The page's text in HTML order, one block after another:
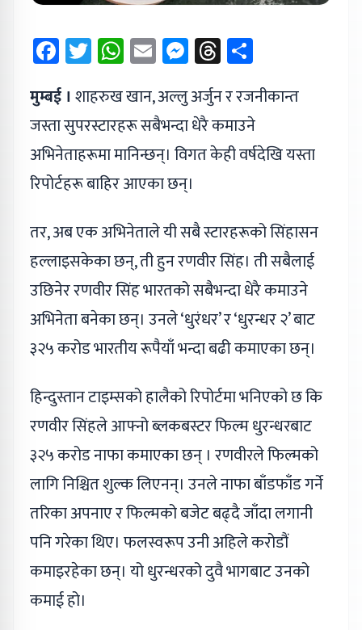
Facebook
Twitter
WhatsApp
EmailMessenger
Threads
मुम्बई । शाहरुख खान, अल्लु अर्जुन र रजनीकान्त
जस्ता सुपरस्टारहरू सबैभन्दा धेरै कमाउने
अभिनेताहरूमा मानिन्छन्। विगत केही वर्षदेखि यस्ता
रिपोर्टहरू बाहिर आएका छन्।
तर, अब एक अभिनेताले यी सबै स्टारहरूको सिंहासन
हल्लाइसकेका छन्, ती हुन रणवीर सिंह। ती सबैलाई
उछिनेर रणवीर सिंह भारतको सबैभन्दा धेरै कमाउने
अभिनेता बनेका छन्। उनले ‘धुरंधर’ र ‘धुरन्धर २’ बाट
३२५ करोड भारतीय रूपैयाँ भन्दा बढी कमाएका छन्।
हिन्दुस्तान टाइम्सको हालैको रिपोर्टमा भनिएको छ कि
रणवीर सिंहले आफ्नो ब्लकबस्टर फिल्म धुरन्धरबाट
३२५ करोड नाफा कमाएका छन् । रणवीरले फिल्मको
लागि निश्चित शुल्क लिएनन्। उनले नाफा बाँडफाँड गर्ने
तरिका अपनाए र फिल्मको बजेट बढ्दै जाँदा लगानी
पनि गरेका थिए। फलस्वरूप उनी अहिले करोडौं
कमाइरहेका छन्। यो धुरन्धरको दुवै भागबाट उनको
कमाई हो।